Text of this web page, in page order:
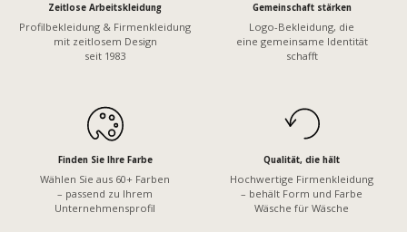
Zeitlose Arbeitskleidung
Profilbekleidung & Firmenkleidung
mit zeitlosem Design
seit 1983
Gemeinschaft stärken
Logo-Bekleidung, die
eine gemeinsame Identität
schafft
Finden Sie Ihre Farbe
Wählen Sie aus 60+ Farben
– passend zu Ihrem
Unternehmensprofil
Qualität, die hält
Hochwertige Firmenkleidung
– behält Form und Farbe
Wäsche für Wäsche